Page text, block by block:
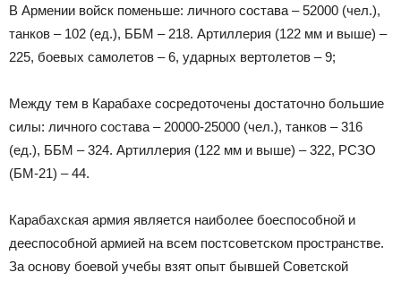
В Армении войск поменьше: личного состава – 52000 (чел.),
танков – 102 (ед.), ББМ – 218. Артиллерия (122 мм и выше) –
225, боевых самолетов – 6, ударных вертолетов – 9;
Между тем в Карабахе сосредоточены достаточно большие
силы: личного состава – 20000-25000 (чел.), танков – 316
(ед.), ББМ – 324. Артиллерия (122 мм и выше) – 322, РСЗО
(БМ-21) – 44.
Карабахская армия является наиболее боеспособной и
дееспособной армией на всем постсоветском пространстве.
За основу боевой учебы взят опыт бывшей Советской